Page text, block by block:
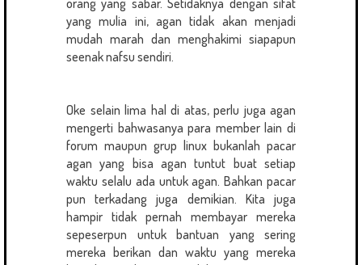
orang yang sabar. Setidaknya dengan sifat
yang mulia ini, agan tidak akan menjadi
mudah marah dan menghakimi siapapun
seenak nafsu sendiri.
Oke selain lima hal di atas, perlu juga agan
mengerti bahwasanya para member lain di
forum maupun grup linux bukanlah pacar
agan yang bisa agan tuntut buat setiap
waktu selalu ada untuk agan. Bahkan pacar
pun terkadang juga demikian. Kita juga
hampir tidak pernah membayar mereka
sepeserpun untuk bantuan yang sering
mereka berikan dan waktu yang mereka